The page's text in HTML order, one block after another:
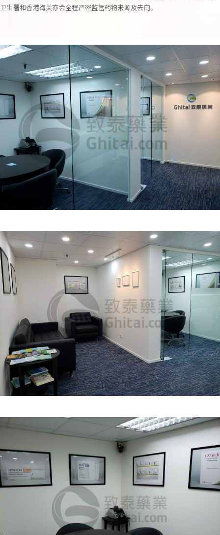
卫生署和香港海关亦会全程严密监管药物来源及去向。